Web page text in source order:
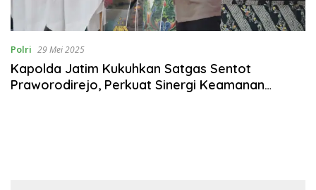
Polri 29 Mei 2025
Kapolda Jatim Kukuhkan Satgas Sentot
Praworodirejo, Perkuat Sinergi Keamanan